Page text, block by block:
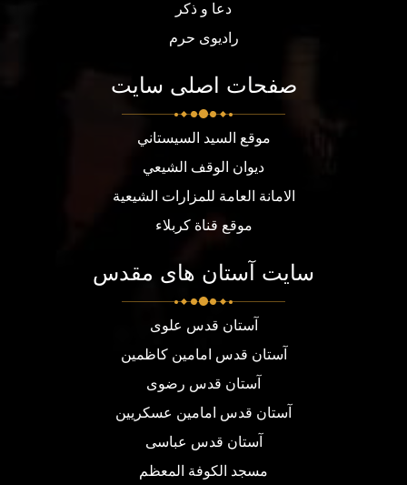
دعا و ذکر
رادیوی حرم
صفحات اصلی سایت
موقع السيد السيستاني
ديوان الوقف الشيعي
الامانة العامة للمزارات الشيعية
موقع قناة كربلاء
سایت آستان های مقدس
آستان قدس علوی
آستان قدس امامین کاظمین
آستان قدس رضوی
آستان قدس امامین عسکریین
آستان قدس عباسی
مسجد الكوفة المعظم